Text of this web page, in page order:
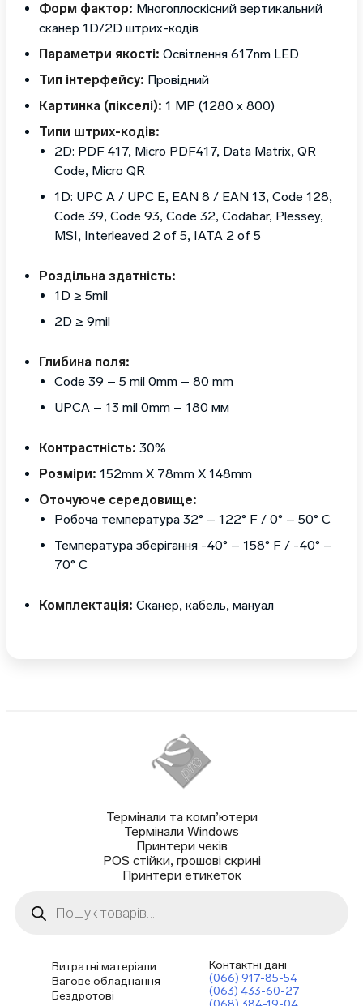
Форм фактор: Многоплоскісний вертикальний
сканер 1D/2D штрих-кодів
Параметри якості: Освітлення 617nm LED
Тип інтерфейсу: Провідний
Картинка (пікселі): 1 MP (1280 x 800)
Типи штрих-кодів:
2D: PDF 417, Micro PDF417, Data Matrix, QR
Code, Micro QR
1D: UPC A / UPC E, EAN 8 / EAN 13, Code 128,
Code 39, Code 93, Code 32, Codabar, Plessey,
MSI, Interleaved 2 of 5, IATA 2 of 5
Роздільна здатність:
1D ≥ 5mil
2D ≥ 9mil
Глибина поля:
Code 39 – 5 mil 0mm – 80 mm
UPCA – 13 mil 0mm – 180 мм
Контрастність: 30%
Розміри: 152mm X 78mm X 148mm
Оточуюче середовище:
Робоча температура 32° – 122° F / 0° – 50° C
Температура зберігання -40° – 158° F / -40° –
70° C
Комплектація: Сканер, кабель, мануал
Термінали та комп’ютери
Термінали Windows
Принтери чеків
POS стійки, грошові скрині
Принтери етикеток
товарів
Витратні матеріали
Вагове обладнання
Бездротові
Контактні дані
(066) 917-85-54
(063) 433-60-27